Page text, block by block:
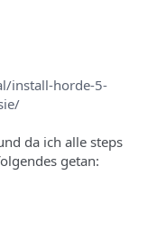
install-horde-5-
da ich alle steps
getan: